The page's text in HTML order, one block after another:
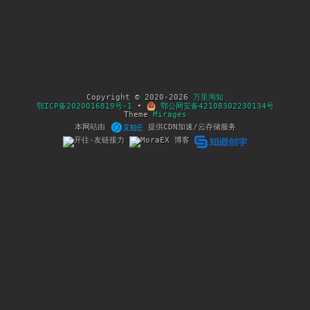
Copyright © 2020-2026 万里淘知
鄂ICP备2020016819号-1 •
鄂公网安备42108302230134号
Theme Mirages
本网站由
提供CDN加速/云存储服务